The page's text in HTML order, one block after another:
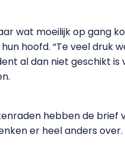
wat moeilijk op gang
hoofd. “Te veel druk
al dan niet geschikt is
hebben de brief
er heel anders